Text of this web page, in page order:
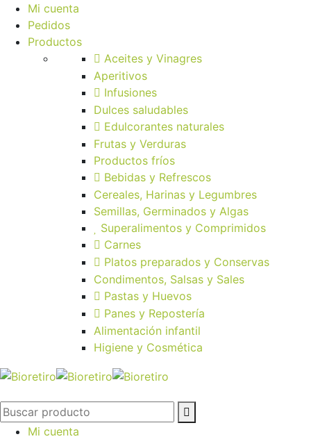
Mi cuenta
Pedidos
Productos
Aceites y Vinagres
Aperitivos
Infusiones
Dulces saludables
Edulcorantes naturales
Frutas y Verduras
Productos fríos
Bebidas y Refrescos
Cereales, Harinas y Legumbres
Semillas, Germinados y Algas
Superalimentos y Comprimidos
Carnes
Platos preparados y Conservas
Condimentos, Salsas y Sales
Pastas y Huevos
Panes y Repostería
Alimentación infantil
Higiene y Cosmética
Mi cuenta